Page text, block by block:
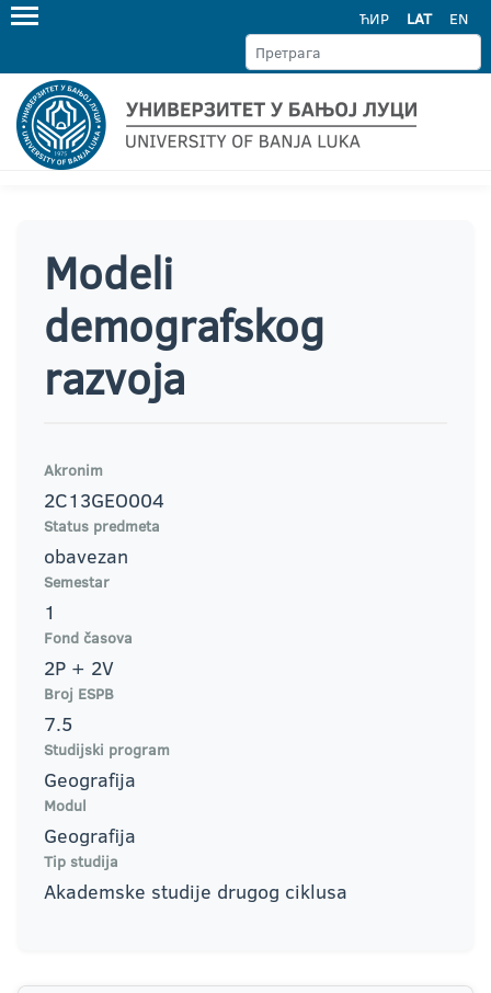
ЋИР LAT EN
Modeli
demografskog
razvoja
Akronim
2C13GEO004
Status predmeta
obavezan
Semestar
1
Fond časova
2P + 2V
Broj ESPB
7.5
Studijski program
Geografija
Modul
Geografija
Tip studija
Akademske studije drugog ciklusa